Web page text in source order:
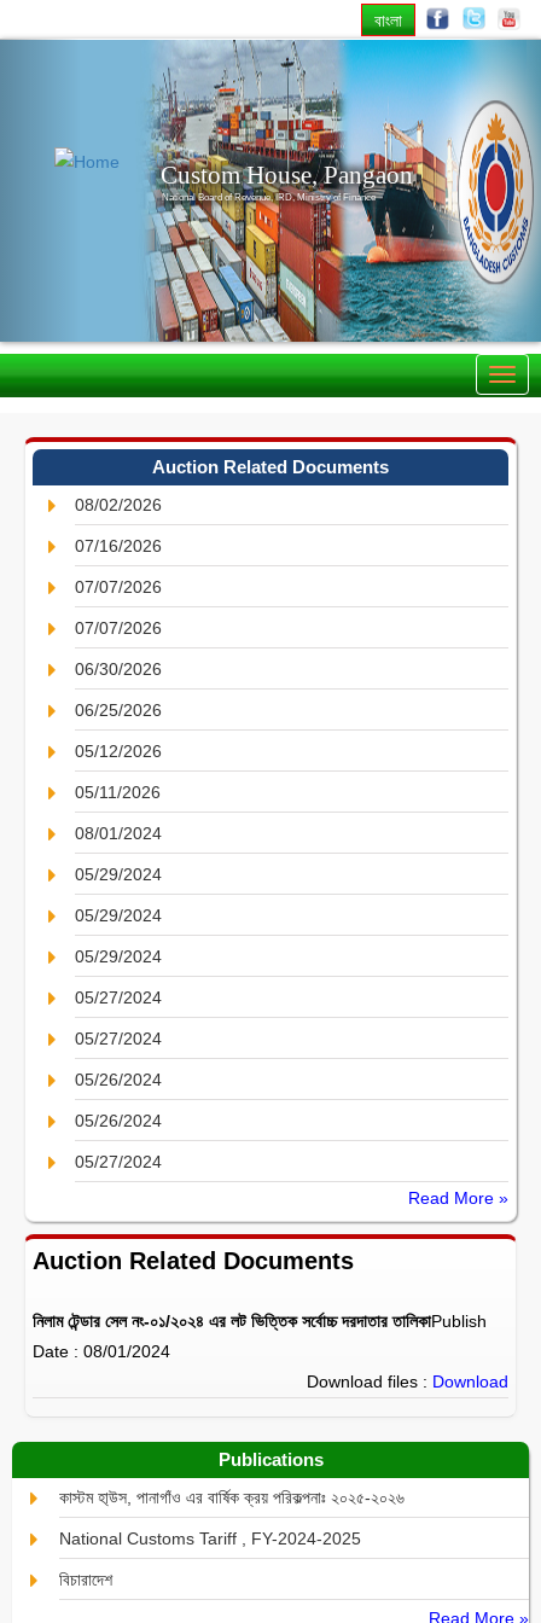
বাংলা
Custom House, Pangaon
National Board of Revenue, IRD, Ministry of Finance
Auction Related Documents
08/02/2026
07/16/2026
07/07/2026
07/07/2026
06/30/2026
06/25/2026
05/12/2026
05/11/2026
08/01/2024
05/29/2024
05/29/2024
05/29/2024
05/27/2024
05/27/2024
05/26/2024
05/26/2024
05/27/2024
Read More »
Auction Related Documents
নিলাম টেন্ডার সেল নং-০১/২০২৪ এর লট ভিত্তিক সর্বোচ্চ দরদাতার তালিকাPublish
Date : 08/01/2024
Download files : Download
Publications
কাস্টম হা্উস, পানাগাঁও এর বার্ষিক ক্রয় পরিকল্পনাঃ ২০২৫-২০২৬
National Customs Tariff , FY-2024-2025
বিচারাদেশ
Read More »